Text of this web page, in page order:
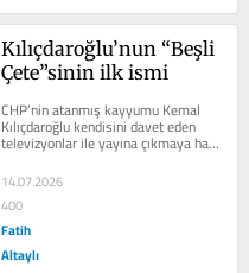
Kılıçdaroğlu’nun “Beşli
Çete”sinin ilk ismi
CHP’nin atanmış kayyumu Kemal
Kılıçdaroğlu kendisini davet eden
televizyonlar ile yayına çıkmaya hazır
olduğunu söyleyince, kendisini...
14.07.2026
400
Fatih
Altaylı